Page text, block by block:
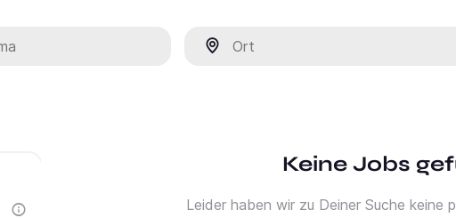
Keine Jobs
Leider haben wir zu Deiner Suche keine